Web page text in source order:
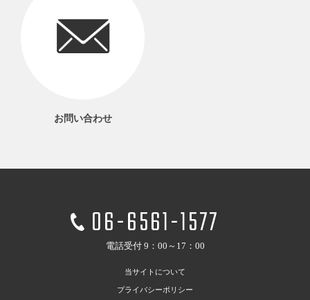
お問い合わせ
06-6561-1577
電話受付 9：00～17：00
当サイトについて
プライバシーポリシー